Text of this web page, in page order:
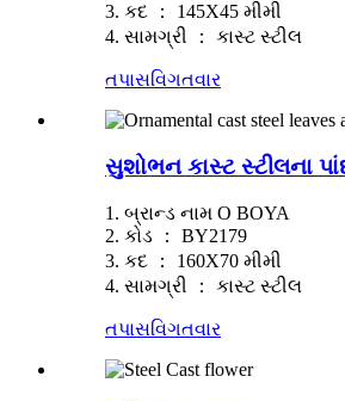
3. કદ ： 145X45 મીમી
4. સામગ્રી ： કાસ્ટ સ્ટીલ
તપાસવિગતવાર
સુશોભન કાસ્ટ સ્ટીલના
1. બ્રાન્ડ નામ O BOYA
2. કોડ ： BY2179
3. કદ ： 160X70 મીમી
4. સામગ્રી ： કાસ્ટ સ્ટીલ
તપાસવિગતવાર